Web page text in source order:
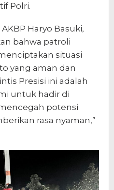
Polri.
Haryo Basuki,
bahwa patroli
situasi
yang aman dan
Presisi ini adalah
untuk hadir di
potensi
rasa nyaman,”